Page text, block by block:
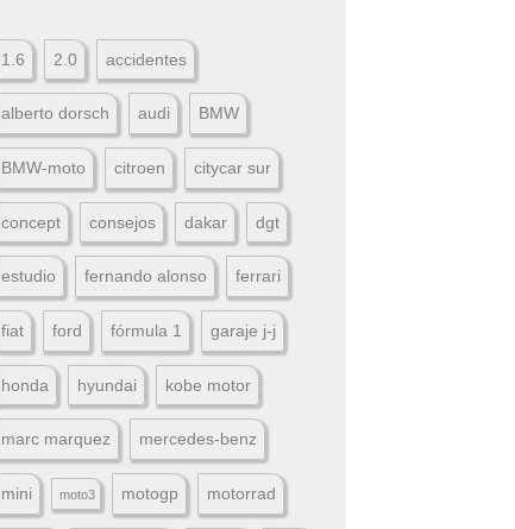
1.6 2.0 accidentes
alberto dorsch audi BMW
BMW-moto citroen citycar sur
concept consejos dakar dgt
estudio fernando alonso ferrari
fiat ford fórmula 1 garaje j-j
honda hyundai kobe motor
marc marquez mercedes-benz
mini moto3 motogp motorrad